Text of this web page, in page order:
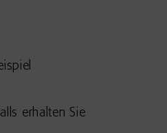
erhalten Sie